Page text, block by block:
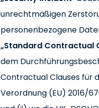
unrechtmäßigen
personenbezogene
„Standard Contractual
dem
Contractual Clauses für
Verordnung (EU) 2016/